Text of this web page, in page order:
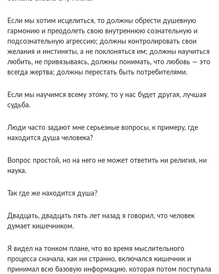
Если мы хотим исцелиться, то должны обрести душевную
гармонию и преодолеть свою внутреннюю сознательную и
подсознательную агрессию; должны контролировать свои
желания и инстинкты, а не поклоняться им; должны научиться
любить, не привязываясь, должны понимать, что любовь — это
всегда жертва; должны перестать быть потребителями.
Если мы научимся всему этому, то у нас будет другая, лучшая
судьба.
Люди часто задают мне серьезные вопросы, к примеру, где
находится душа человека?
Вопрос простой, но на него не может ответить ни религия, ни
наука.
Так где же находится душа?
Двадцать, двадцать пять лет назад я говорил, что человек
думает кишечником.
Я видел на тонком плане, что во время мыслительного
процесса сначала, как ни странно, включался кишечник и
принимал всю базовую информацию, которая потом поступала